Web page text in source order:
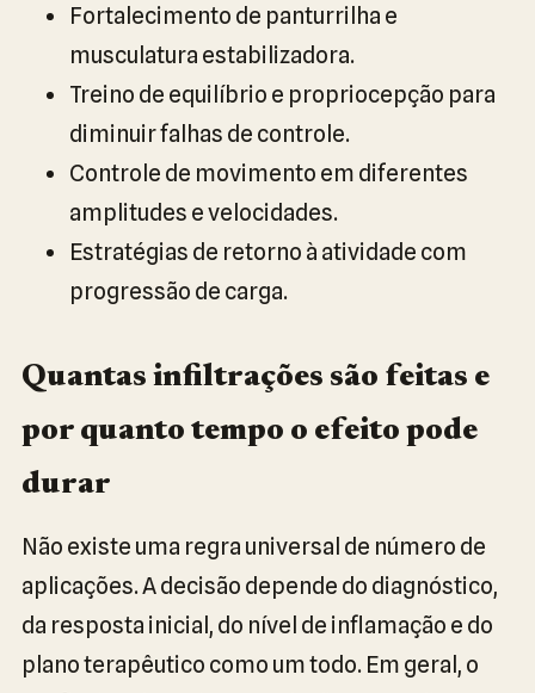
Fortalecimento de panturrilha e
musculatura estabilizadora.
Treino de equilíbrio e propriocepção para
diminuir falhas de controle.
Controle de movimento em diferentes
amplitudes e velocidades.
Estratégias de retorno à atividade com
progressão de carga.
Quantas infiltrações são feitas e
por quanto tempo o efeito pode
durar
Não existe uma regra universal de número de
aplicações. A decisão depende do diagnóstico,
da resposta inicial, do nível de inflamação e do
plano terapêutico como um todo. Em geral, o